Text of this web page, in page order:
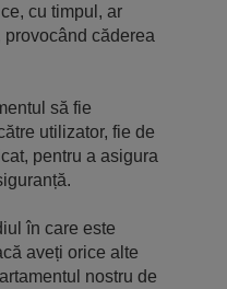
cu timpul, ar
provocând căderea
să fie
utilizator, fie de
pentru a asigura
în care este
aveți orice alte
nostru de